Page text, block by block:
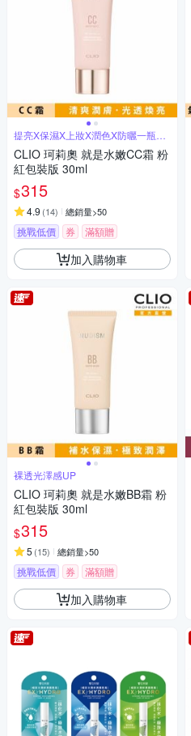
提亮X保濕X上妝X潤色X防曬一瓶搞
定
CLIO 珂莉奧 就是水嫩CC霜 粉
紅包裝版 30ml
$315
4.9 (14) 總銷量>50
挑戰低價 券 滿額贈
加入購物車
裸透光澤感UP
CLIO 珂莉奧 就是水嫩BB霜 粉
紅包裝版 30ml
$315
5 (15) 總銷量>50
挑戰低價 券 滿額贈
加入購物車